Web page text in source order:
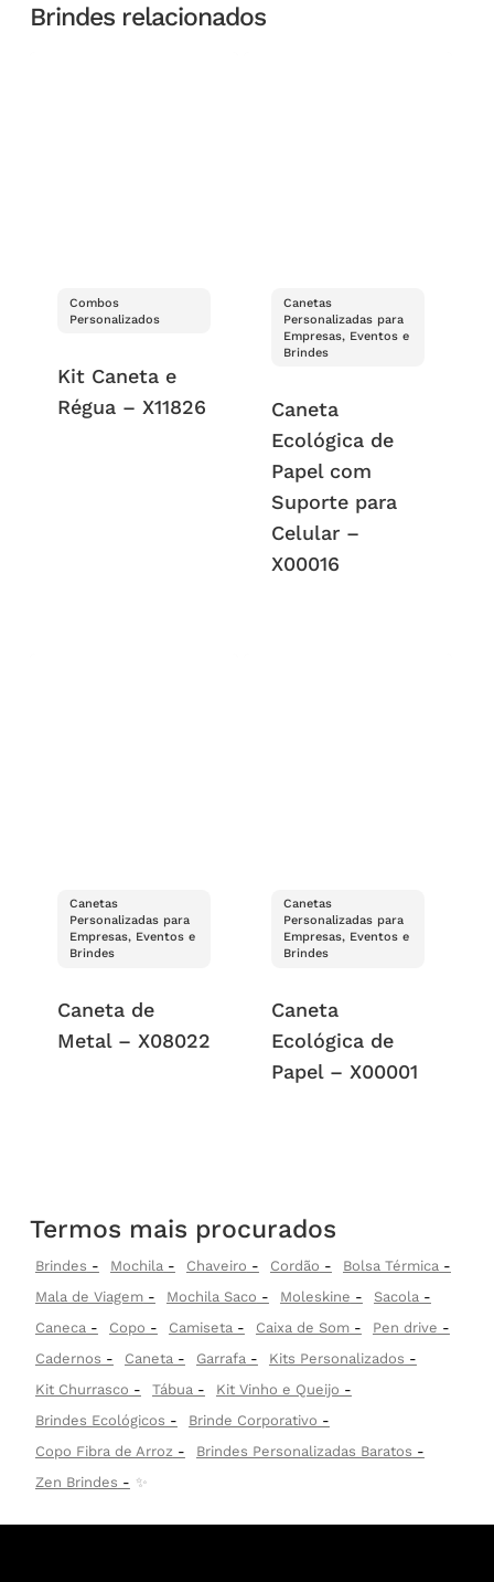
Brindes relacionados
Combos
Personalizados
Kit Caneta e
Régua – X11826
Canetas
Personalizadas para
Empresas, Eventos e
Brindes
Caneta
Ecológica de
Papel com
Suporte para
Celular –
X00016
Canetas
Personalizadas para
Empresas, Eventos e
Brindes
Caneta de
Metal – X08022
Canetas
Personalizadas para
Empresas, Eventos e
Brindes
Caneta
Ecológica de
Papel – X00001
Termos mais procurados
Brindes Mochila Chaveiro Cordão
Bolsa Térmica
Mala de Viagem
Mochila Saco Moleskine
Sacola
Caneca
Copo Camiseta Caixa de Som
Pen drive
Cadernos
Caneta Garrafa
Kits Personalizados
Kit Churrasco
Tábua
Kit Vinho e Queijo
Brindes Ecológicos
Brinde Corporativo
Copo Fibra de Arroz
Brindes Personalizadas Baratos
Zen Brindes
✨